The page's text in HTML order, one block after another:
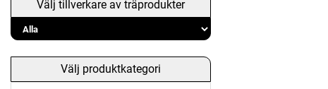
Välj tillverkare av träprodukter
Välj produktkategori